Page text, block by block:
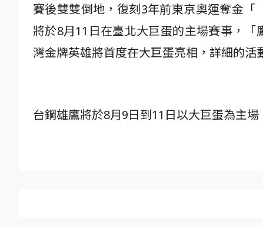
賽後雙雙倒地，復刻3年前東京奧運奪金「
將於8月11日在臺北大巨蛋的主場賽事，
灣金牌英雄將首度在大巨蛋亮相，詳細的活
台鋼雄鷹將於8月9日到11日以大巨蛋為主